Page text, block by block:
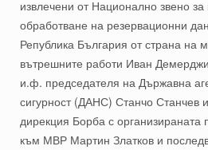
извлечени от Национално звено
обработване на резервационни
Република България от страна на
вътрешните работи Иван
и.ф. председателя на Държавна
сигурност (ДАНС) Станчо Станчев
дирекция Борба с
към МВР Мартин Златков и